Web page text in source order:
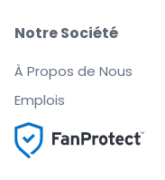
Notre Société
À Propos de Nous
Emplois